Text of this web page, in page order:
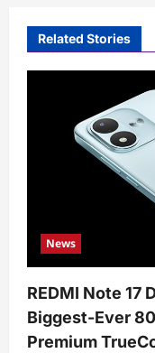
Related Stories
News
REDMI Note 17
Biggest-Ever
Premium